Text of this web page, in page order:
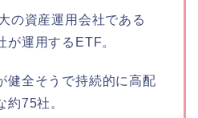
の資産運用会社である
が運用するETF。
健全そうで持続的に高配
約75社。